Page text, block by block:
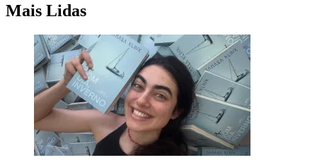
Mais Lidas